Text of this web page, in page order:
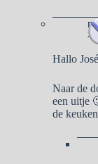
28
Hallo
Naar de
een uitje
de